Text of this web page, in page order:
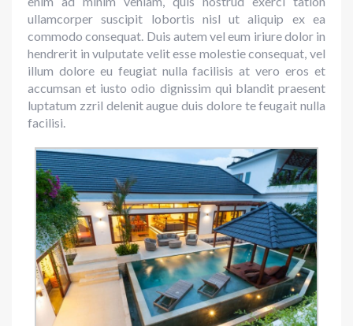
ullamcorper suscipit lobortis nisl ut aliquip ex ea
commodo consequat. Duis autem vel eum iriure dolor in
hendrerit in vulputate velit esse molestie consequat, vel
illum dolore eu feugiat nulla facilisis at vero eros et
accumsan et iusto odio dignissim qui blandit praesent
luptatum zzril delenit augue duis dolore te feugait nulla
facilisi.